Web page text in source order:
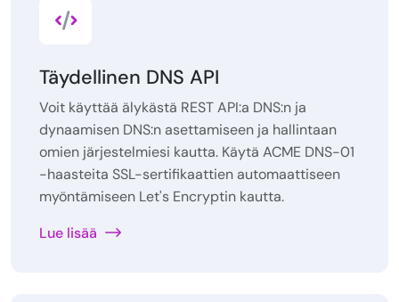
Täydellinen DNS API
Voit käyttää älykästä REST API:a DNS:n ja
dynaamisen DNS:n asettamiseen ja hallintaan
omien järjestelmiesi kautta. Käytä ACME DNS-01
-haasteita SSL-sertifikaattien automaattiseen
myöntämiseen Let's Encryptin kautta.
Lue lisää